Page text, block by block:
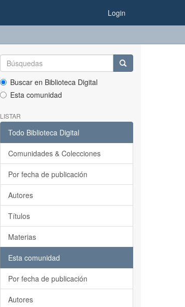
Login
Buscar en Biblioteca Digital
Esta comunidad
LISTAR
Todo Biblioteca Digital
Comunidades & Colecciones
Por fecha de publicación
Autores
Títulos
Materias
Esta comunidad
Por fecha de publicación
Autores